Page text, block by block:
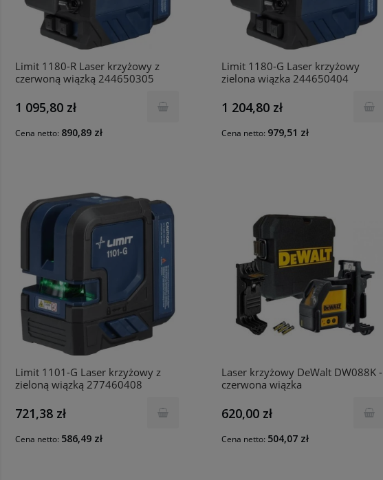
Limit 1180-R Laser krzyżowy z
czerwoną wiązką 244650305
1 095,80 zł
Cena netto: 890,89 zł
Limit 1180-G Laser krzyżowy
zielona wiązka 244650404
1 204,80 zł
Cena netto: 979,51 zł
Limit 1101-G Laser krzyżowy z
zieloną wiązką 277460408
721,38 zł
Cena netto: 586,49 zł
Laser krzyżowy DeWalt DW088K -
czerwona wiązka
620,00 zł
Cena netto: 504,07 zł